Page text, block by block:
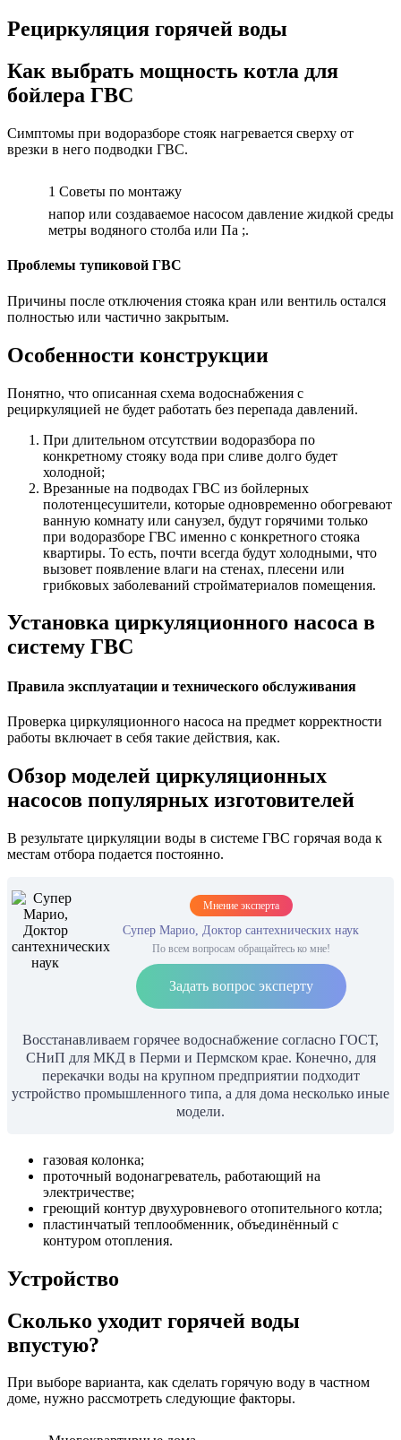
Рециркуляция горячей воды
Как выбрать мощность котла для
бойлера ГВС
Симптомы при водоразборе стояк нагревается сверху от
врезки в него подводки ГВС.
1 Советы по монтажу
напор или создаваемое насосом давление жидкой среды
метры водяного столба или Па ;.
Проблемы тупиковой ГВС
Причины после отключения стояка кран или вентиль остался
полностью или частично закрытым.
Особенности конструкции
Понятно, что описанная схема водоснабжения с
рециркуляцией не будет работать без перепада давлений.
При длительном отсутствии водоразбора по
конкретному стояку вода при сливе долго будет
холодной;
Врезанные на подводах ГВС из бойлерных
полотенцесушители, которые одновременно обогревают
ванную комнату или санузел, будут горячими только
при водоразборе ГВС именно с конкретного стояка
квартиры. То есть, почти всегда будут холодными, что
вызовет появление влаги на стенах, плесени или
грибковых заболеваний стройматериалов помещения.
Установка циркуляционного насоса в
систему ГВС
Правила эксплуатации и технического обслуживания
Проверка циркуляционного насоса на предмет корректности
работы включает в себя такие действия, как.
Обзор моделей циркуляционных
насосов популярных изготовителей
В результате циркуляции воды в системе ГВС горячая вода к
местам отбора подается постоянно.
Мнение эксперта
Супер Марио, Доктор сантехнических наук
По всем вопросам обращайтесь ко мне!
Задать вопрос эксперту
Восстанавливаем горячее водоснабжение согласно ГОСТ,
СНиП для МКД в Перми и Пермском крае. Конечно, для
перекачки воды на крупном предприятии подходит
устройство промышленного типа, а для дома несколько иные
модели.
газовая колонка;
проточный водонагреватель, работающий на
электричестве;
греющий контур двухуровневого отопительного котла;
пластинчатый теплообменник, объединённый с
контуром отопления.
Устройство
Сколько уходит горячей воды
впустую?
При выборе варианта, как сделать горячую воду в частном
доме, нужно рассмотреть следующие факторы.